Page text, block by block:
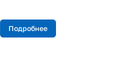
Подробнее